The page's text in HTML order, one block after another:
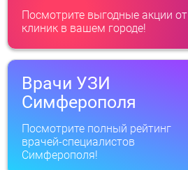
Посмотрите выгодные акции от
клиник в вашем городе!
Врачи УЗИ
Симферополя
Посмотрите полный рейтинг
врачей-специалистов
Симферополя!